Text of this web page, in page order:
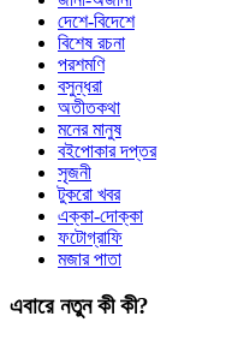
দেশে-বিদেশে
বিশেষ রচনা
পরশমণি
বসুন্ধরা
অতীতকথা
মনের মানুষ
বইপোকার দপ্তর
সৃজনী
টুকরো খবর
এক্কা-দোক্কা
ফটোগ্রাফি
মজার পাতা
এবারে নতুন কী কী?